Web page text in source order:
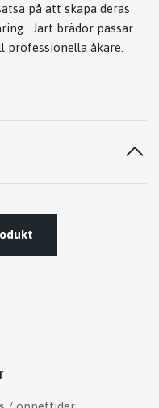
på att skapa deras
Jart brädor passar
åkare.